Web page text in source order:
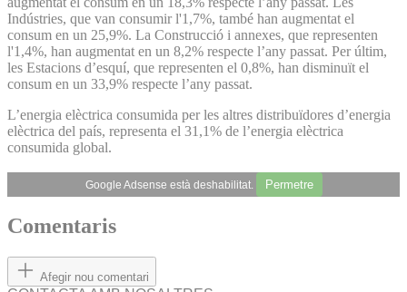
Indústries, que van consumir l'1,7%, també han augmentat el
consum en un 25,9%. La Construcció i annexes, que representen
l'1,4%, han augmentat en un 8,2% respecte l’any passat. Per últim,
les Estacions d’esquí, que representen el 0,8%, han disminuït el
consum en un 33,9% respecte l’any passat.
L’energia elèctrica consumida per les altres distribuïdores d’energia
elèctrica del país, representa el 31,1% de l’energia elèctrica
consumida global.
Google Adsense està deshabilitat. Permetre
Comentaris
Afegir nou comentari